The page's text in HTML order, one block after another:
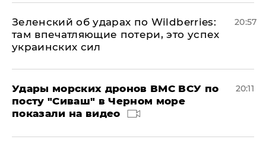
Зеленский об ударах по Wildberries:
там впечатляющие потери, это успех
украинских сил
20:57
Удары морских дронов ВМС ВСУ по
посту "Сиваш" в Черном море
показали на видео
20:11